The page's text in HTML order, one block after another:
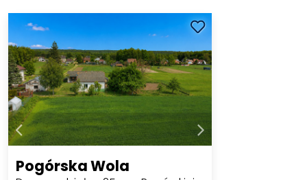
Pogórska Wola